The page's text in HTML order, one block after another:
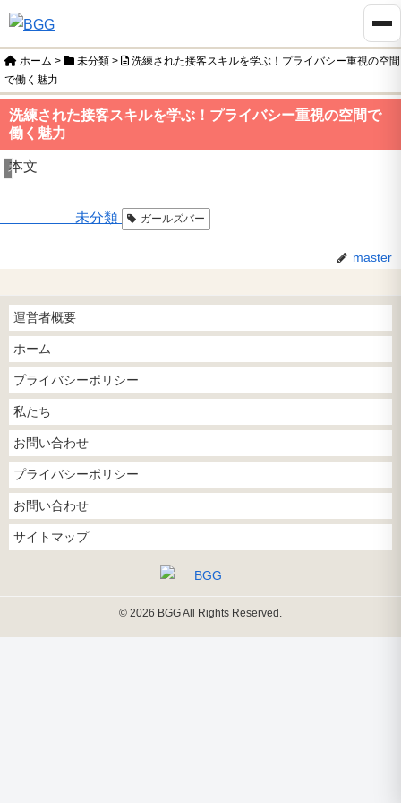
ホーム > 未分類 >
洗練された接客スキルを学ぶ！プライバシー重視の空間
で働く魅力
洗練された接客スキルを学ぶ！プライバシー重視の空間で
働く魅力
未分類
本文
未分類 ガールズバー
master
運営者概要
ホーム
プライバシーポリシー
私たち
お問い合わせ
プライバシーポリシー
お問い合わせ
サイトマップ
© 2026 BGG All Rights Reserved.